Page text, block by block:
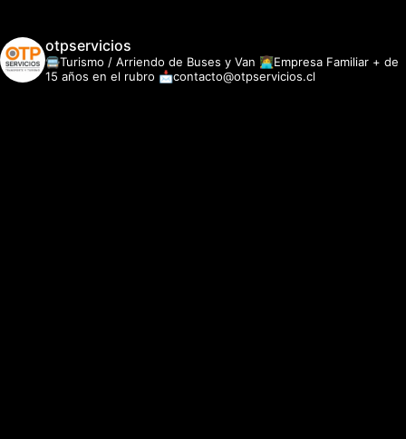
otpservicios
🚍Turismo / Arriendo de Buses y Van 👩‍💻Empresa Familiar + de
15 años en el rubro 📩contacto@otpservicios.cl